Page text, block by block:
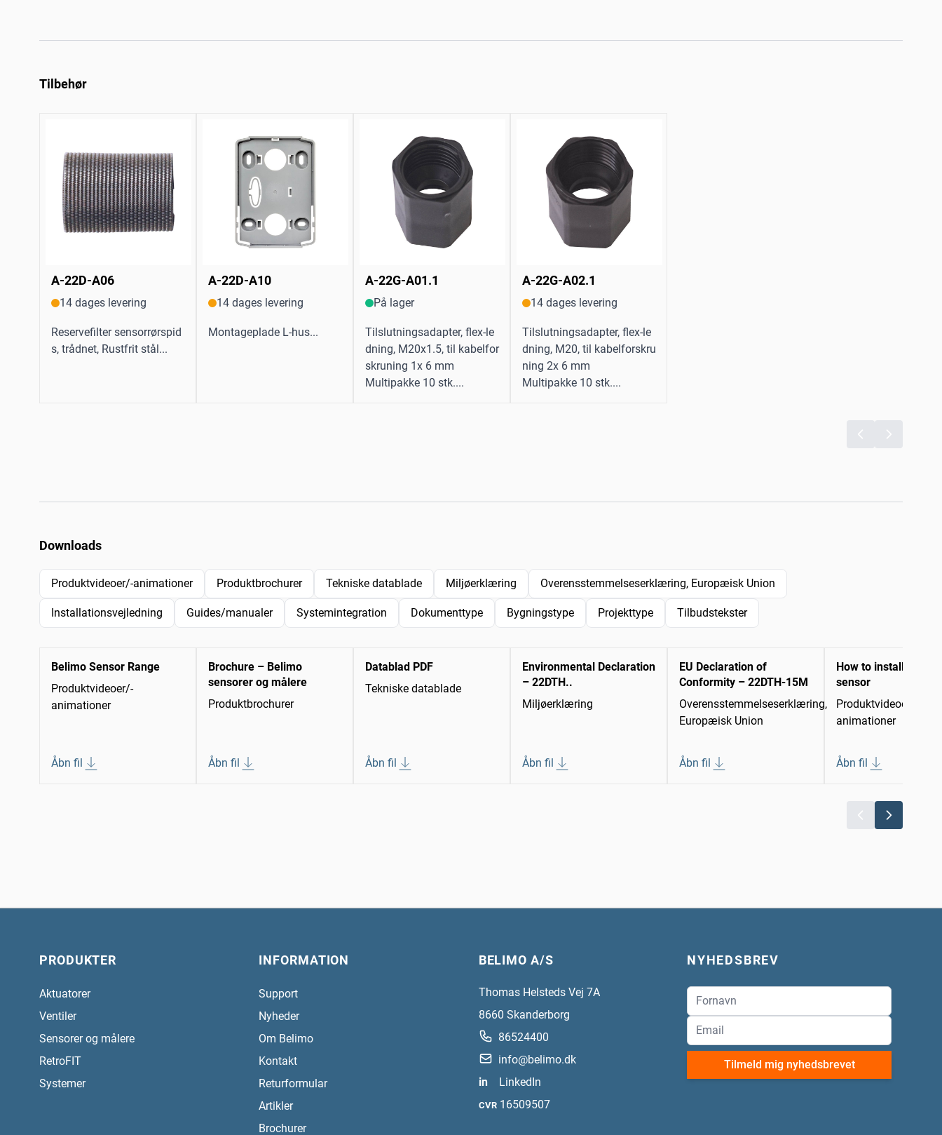
Tilbehør
A-22D-A06
14 dages levering
Reservefilter sensorrørspid
s, trådnet, Rustfrit stål...
A-22D-A10
14 dages levering
Montageplade L-hus...
A-22G-A01.1
På lager
Tilslutningsadapter, flex-le
dning, M20x1.5, til kabelfor
skruning 1x 6 mm
Multipakke 10 stk....
A-22G-A02.1
14 dages levering
Tilslutningsadapter, flex-le
dning, M20, til kabelforskru
ning 2x 6 mm
Multipakke 10 stk....
Downloads
Produktvideoer/-animationer Produktbrochurer Tekniske datablade Miljøerklæring Overensstemmelseserklæring, Europæisk Union
Installationsvejledning Guides/manualer Systemintegration Dokumenttype Bygningstype Projekttype Tilbudstekster
Belimo Sensor Range
Produktvideoer/-
animationer
Åbn fil
Brochure – Belimo
sensorer og målere
Produktbrochurer
Åbn fil
Datablad PDF
Tekniske datablade
Åbn fil
Environmental Declaration
– 22DTH..
Miljøerklæring
Åbn fil
EU Declaration of
Conformity – 22DTH-15M
Overensstemmelseserklæring,
Europæisk Union
Åbn fil
How to install a
sensor
Produktvideoer/-
animationer
Åbn fil
PRODUKTER
Aktuatorer
Ventiler
Sensorer og målere
RetroFIT
Systemer
INFORMATION
Support
Nyheder
Om Belimo
Kontakt
Returformular
Artikler
Brochurer
BELIMO A/S
Thomas Helsteds Vej 7A
8660 Skanderborg
86524400
info@belimo.dk
in
LinkedIn
CVR 16509507
NYHEDSBREV
Tilmeld mig nyhedsbrevet